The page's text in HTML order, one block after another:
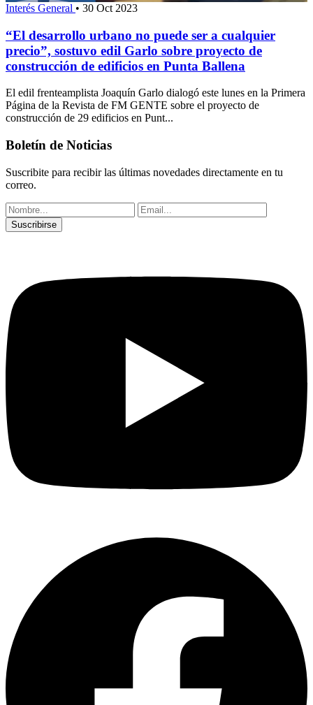
Interés General • 30 Oct 2023
“El desarrollo urbano no puede ser a cualquier
precio”, sostuvo edil Garlo sobre proyecto de
construcción de edificios en Punta Ballena
El edil frenteamplista Joaquín Garlo dialogó este lunes en la Primera
Página de la Revista de FM GENTE sobre el proyecto de
construcción de 29 edificios en Punt...
Boletín de Noticias
Suscribite para recibir las últimas novedades directamente en tu
correo.
Suscribirse